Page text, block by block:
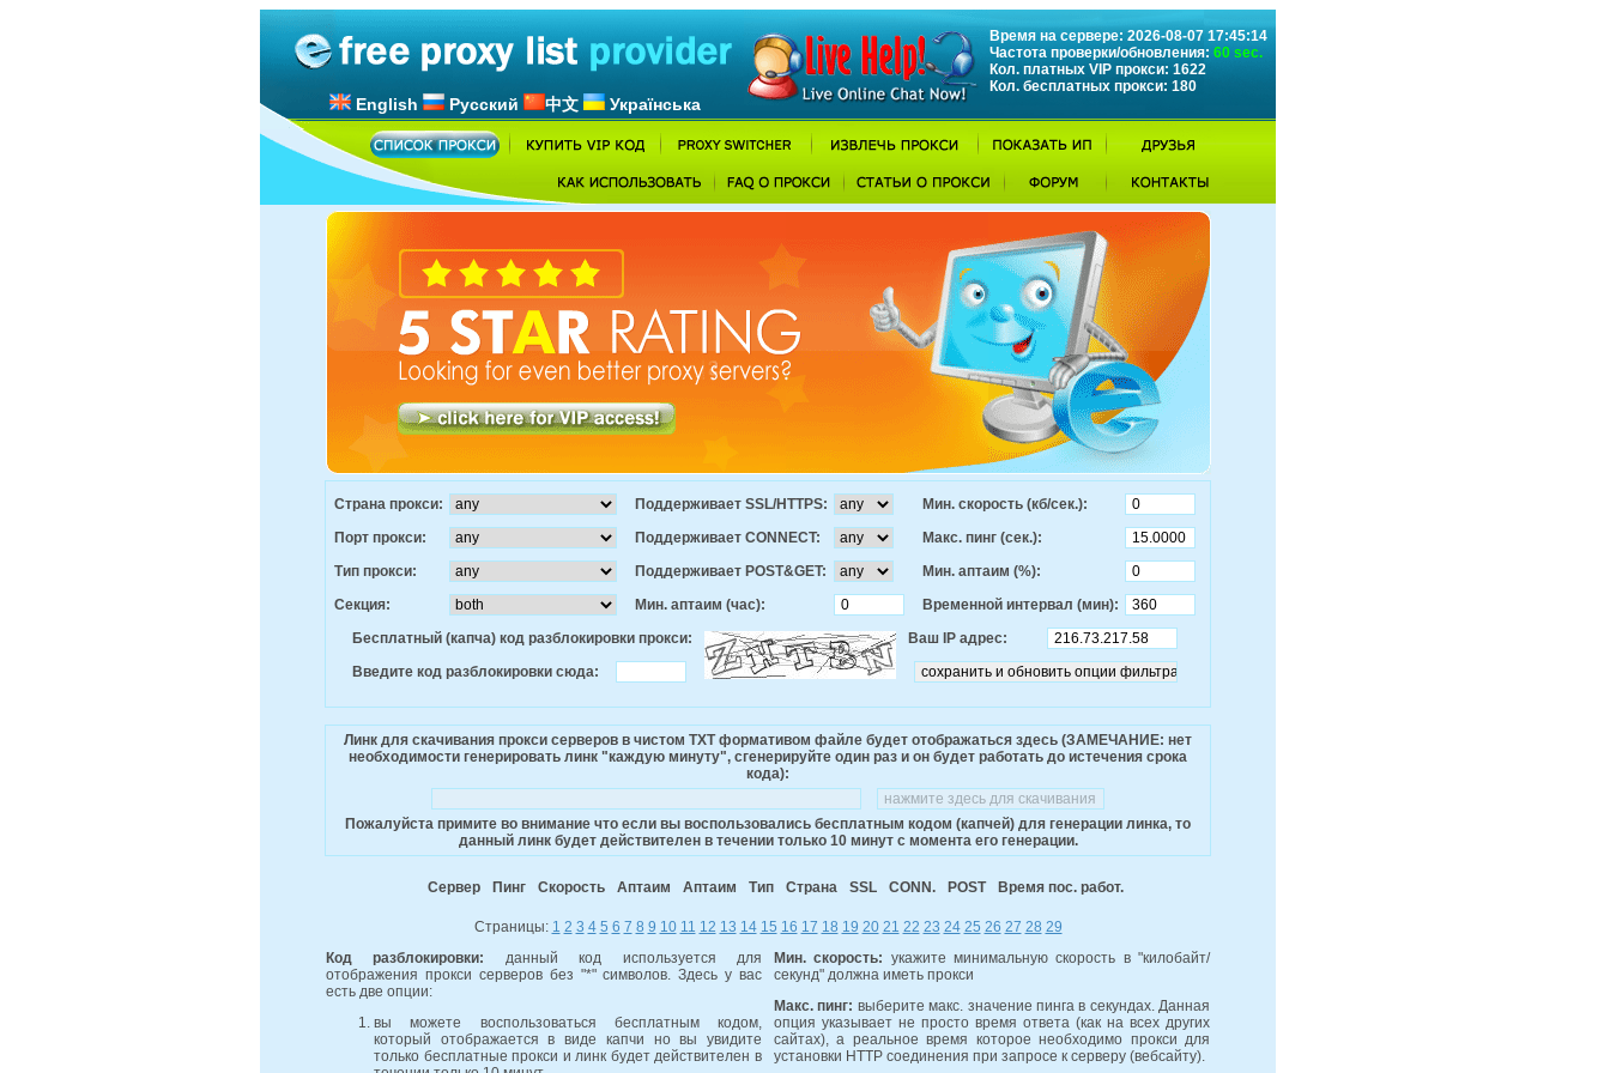
English Русский 中文 Українська
Время на сервере: 2026-08-07 17:45:14
Частота проверки/обновления: 60 sec.
Кол. платных VIP прокси: 1622
Кол. бесплатных прокси: 180
Страна прокси: Поддерживает SSL/HTTPS:
Мин. скорость (кб/сек.):
Порт прокси:
Поддерживает CONNECT:
Макс. пинг (сек.):
Тип прокси:
Поддерживает POST&GET:
Мин. аптаим (%):
Секция:
Мин. аптаим (час):
Временной интервал (мин):
Бесплатный (капча) код разблокировки прокси:
Ваш IP адрес:
Введите код разблокировки сюда:
Линк для скачивания прокси серверов в чистом TXT формативом файле будет отображаться здесь (ЗАМЕЧАНИЕ: нет
необходимости генерировать линк "каждую минуту", сгенерируйте один раз и он будет работать до истечения срока
кода):
Пожалуйста примите во внимание что если вы воспользовались бесплатным кодом (капчей) для генерации линка, то
данный линк будет действителен в течении только 10 минут с момента его генерации.
Сервер Пинг Скорость Аптаим Аптаим Тип Страна SSL CONN. POST Время пос. работ.
Страницы: 1 2 3 4 5 6 7 8 9 10 11 12 13 14 15 16 17 18 19 20 21 22 23 24 25 26 27 28 29
Код разблокировки:
данный код используется для
отображения прокси серверов без "*" символов. Здесь у вас
есть две опции:
вы можете воспользоваться бесплатным кодом,
который отображается в виде капчи но вы увидите
только бесплатные прокси и линк будет действителен в
Мин. скорость: укажите минимальную скорость в "килобайт/
секунд" должна иметь прокси
Макс. пинг: выберите макс. значение пинга в секундах. Данная
опция указывает не просто время ответа (как на всех других
сайтах), а реальное время которое необходимо прокси для
установки HTTP соединения при запросе к серверу (вебсайту).